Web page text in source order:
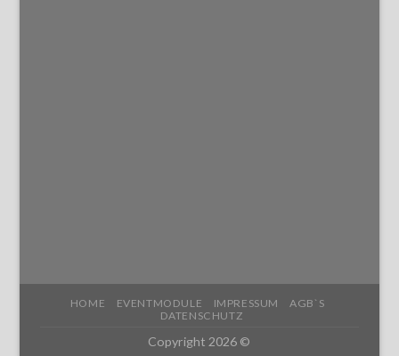
HOME EVENTMODULE IMPRESSUM
AGB`S
DATENSCHUTZ
Copyright 2026 ©